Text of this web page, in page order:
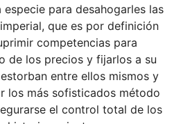
para desahogarles las
que es por definición
competencias para
de los precios y fijarlos a su
entre ellos mismos y
los más sofisticados método
el control total de los